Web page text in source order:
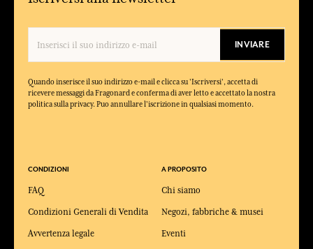
INVIARE
Quando inserisce il suo indirizzo e-mail e clicca su 'Iscriversi', accetta di
ricevere messaggi da Fragonard e conferma di aver letto e accettato la nostra
politica sulla privacy. Puo annullare l'iscrizione in qualsiasi momento.
CONDIZIONI
FAQ
Condizioni Generali di Vendita
Avvertenza legale
A PROPOSITO
Chi siamo
Negozi, fabbriche & musei
Eventi